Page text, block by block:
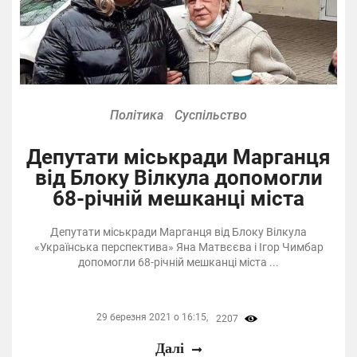
Політика Суспільство
Депутати міськради Марганця
від Блоку Вілкула допомогли
68-річній мешканці міста
Депутати міськради Марганця від Блоку Вілкула
«Українська перспектива» Яна Матвєєва і Ігор Чимбар
допомогли 68-річній мешканці міста ...
29 березня 2021 о 16:15, 2207
Далі